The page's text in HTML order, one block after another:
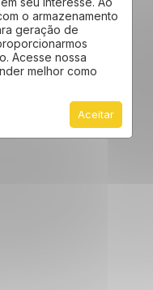
o armazenamento
geração de
Acesse nossa
melhor como
Aceitar